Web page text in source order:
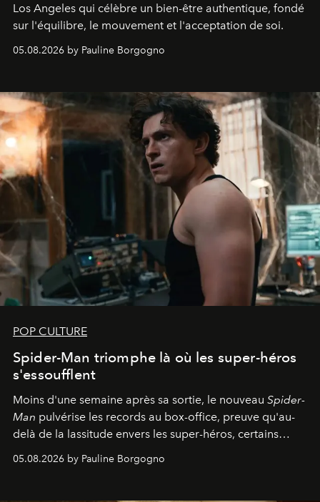
Los Angeles qui célèbre un bien-être authentique, fondé
sur l'équilibre, le mouvement et l'acceptation de soi.
05.08.2026 by Pauline Borgogno
POP CULTURE
Spider-Man triomphe là où les super-héros
s'essoufflent
Moins d'une semaine après sa sortie, le nouveau Spider-
Man pulvérise les records au box-office, preuve qu'au-
delà de la lassitude envers les super-héros, certains
personnages continuent de susciter une ferveur intacte.
05.08.2026 by Pauline Borgogno